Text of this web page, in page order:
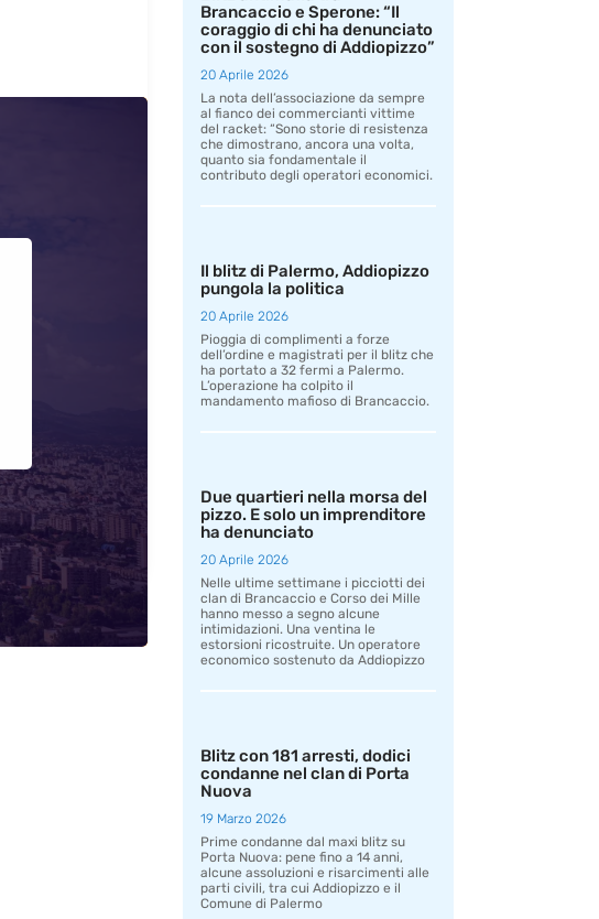
Brancaccio e Sperone: “Il
coraggio di chi ha denunciato
con il sostegno di Addiopizzo”
20 Aprile 2026
La nota dell’associazione da sempre
al fianco dei commercianti vittime
del racket: “Sono storie di resistenza
che dimostrano, ancora una volta,
quanto sia fondamentale il
contributo degli operatori economici.
Il blitz di Palermo, Addiopizzo
pungola la politica
20 Aprile 2026
Pioggia di complimenti a forze
dell’ordine e magistrati per il blitz che
ha portato a 32 fermi a Palermo.
L’operazione ha colpito il
mandamento mafioso di Brancaccio.
Due quartieri nella morsa del
pizzo. E solo un imprenditore
ha denunciato
20 Aprile 2026
Nelle ultime settimane i picciotti dei
clan di Brancaccio e Corso dei Mille
hanno messo a segno alcune
intimidazioni. Una ventina le
estorsioni ricostruite. Un operatore
economico sostenuto da Addiopizzo
Blitz con 181 arresti, dodici
condanne nel clan di Porta
Nuova
19 Marzo 2026
Prime condanne dal maxi blitz su
Porta Nuova: pene fino a 14 anni,
alcune assoluzioni e risarcimenti alle
parti civili, tra cui Addiopizzo e il
Comune di Palermo